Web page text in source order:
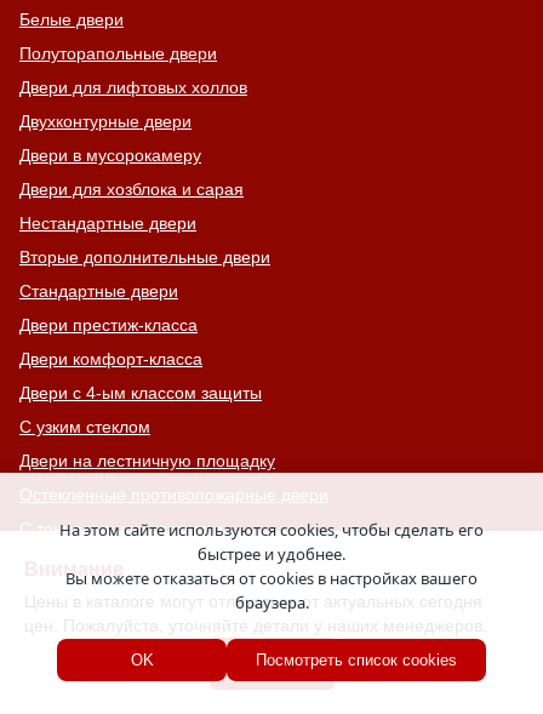
Внимание
Цены в каталоге могут отличаться от актуальных сегодня
цен. Пожалуйста, уточняйте детали у наших менеджеров.
Хорошо
Белые двери
Полуторапольные двери
Двери для лифтовых холлов
Двухконтурные двери
Двери в мусорокамеру
Двери для хозблока и сарая
Нестандартные двери
Вторые дополнительные двери
Стандартные двери
Двери престиж-класса
Двери комфорт-класса
Двери с 4-ым классом защиты
С узким стеклом
Двери на лестничную площадку
Остекленные противопожарные двери
С тонированным стеклом
С остекленной фрамугой
Усиленные
С большим стеклом
С широкими наличниками
На этом сайте используются cookies, чтобы сделать его
быстрее и удобнее.
Вы можете отказаться от cookies в настройках вашего
браузера.
OK Посмотреть список cookies